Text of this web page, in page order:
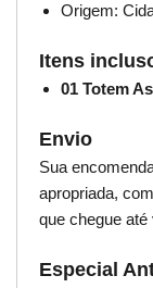
Origem:
Itens
01 Totem
Envio
Sua
apropriada,
que chegue
Especial